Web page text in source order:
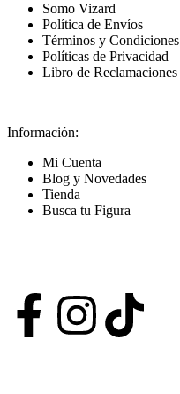
Somo Vizard
Política de Envíos
Términos y Condiciones
Políticas de Privacidad
Libro de Reclamaciones
Información:
Mi Cuenta
Blog y Novedades
Tienda
Busca tu Figura